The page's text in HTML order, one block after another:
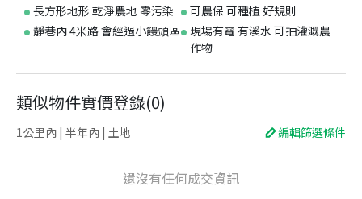
長方形地形 乾淨農地 零污染
可農保 可種植 好規則
靜巷內 4米路 會經過小饅頭區
現場有電 有溪水 可抽灌溉農
作物
類似物件實價登錄(0)
1公里內 | 半年內 | 土地 編輯篩選條件
還沒有任何成交資訊